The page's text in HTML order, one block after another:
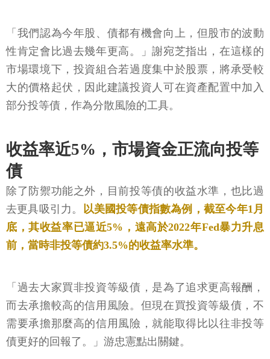
「我們認為今年股、債都有機會向上，但股市的波動
性肯定會比過去幾年更高。」謝宛芝指出，在這樣的
市場環境下，投資組合若過度集中於股票，將承受較
大的價格起伏，因此建議投資人可在資產配置中加入
部分投等債，作為分散風險的工具。
收益率近5%，市場資金正流向投等
債
除了防禦功能之外，目前投等債的收益水準，也比過
去更具吸引力。 以美國投等債指數為例，截至今年1月
底，其收益率已逼近5%，遠高於2022年Fed暴力升息
前，當時非投等債約3.5%的收益率水準。
「過去大家買非投資等級債，是為了追求更高報酬，
而去承擔較高的信用風險。但現在買投資等級債，不
需要承擔那麼高的信用風險，就能取得比以往非投等
債更好的回報了。」游忠憲點出關鍵。